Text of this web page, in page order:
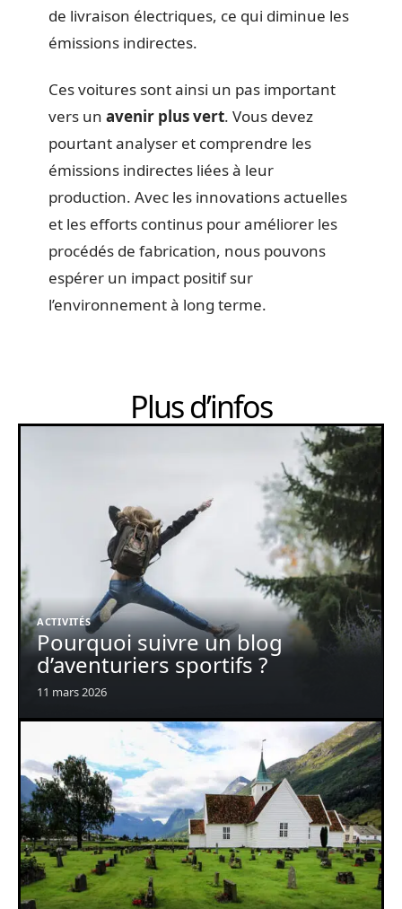
de livraison électriques, ce qui diminue les
émissions indirectes.
Ces voitures sont ainsi un pas important
vers un avenir plus vert. Vous devez
pourtant analyser et comprendre les
émissions indirectes liées à leur
production. Avec les innovations actuelles
et les efforts continus pour améliorer les
procédés de fabrication, nous pouvons
espérer un impact positif sur
l’environnement à long terme.
Plus d’infos
ACTIVITÉS
Pourquoi suivre un blog
d’aventuriers sportifs ?
11 mars 2026